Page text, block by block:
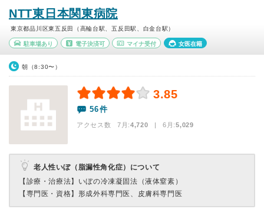
NTT東日本関東病院
東京都品川区東五反田（高輪台駅、五反田駅、白金台駅）
駐車場あり 電子決済可 マイナ受付 女医在籍
朝（8:30〜）
3.85
56件
アクセス数 7月:4,720 | 6月:5,029
老人性いぼ（脂漏性角化症）について
【診療・治療法】 いぼの冷凍凝固法（液体窒素）
【専門医・資格】 形成外科専門医、皮膚科専門医